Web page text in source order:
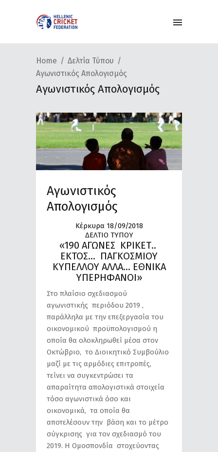
Home
Δελτία Τύπου
Αγωνιστικός Απολογισμός
Αγωνιστικός Απολογισμός
Αγωνιστικός
Απολογισμός
Κέρκυρα 18/09/2018
ΔΕΛΤΙΟ ΤΥΠΟΥ
«190 ΑΓΩΝΕΣ ΚΡΙΚΕΤ..
ΕΚΤΟΣ… ΠΑΓΚΟΣΜΙΟΥ
ΚΥΠΕΛΛΟΥ ΑΛΛΑ… ΕΘΝΙΚΑ
ΥΠΕΡΗΦΑΝΟΙ»
Στο πλαίσιο σχεδιασμού
αγωνιστικής περιόδου 2019 ,
παράλληλα με την επεξεργασία του
οικονομικού προϋπολογισμού η
οποία θα ολοκληρωθεί μέσα στον
Οκτώβριο, το Διοικητικό Συμβούλιο
μαζί με τις αρμόδιες επιτροπές,
τείνει να συγκεντρώσει τα
απαραίτητα απολογιστικά στοιχεία
τόσο αγωνιστικά όσο και
οικονομικά, τα οποία θα
αποτελέσουν την βάση και το μέτρο
σύγκρισης για τον σχεδιασμό του
2019. Η Ομοσπονδία στοχεύοντας